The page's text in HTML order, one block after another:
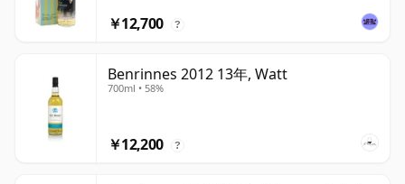
￥12,700 ?
Benrinnes 2012 13年, Watt
700ml • 58%
￥12,200 ?